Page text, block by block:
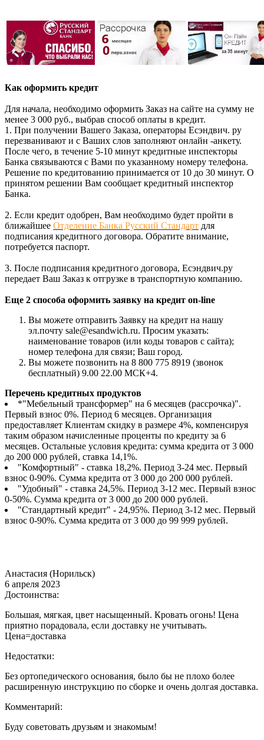
Как оформить кредит
Для начала, необходимо оформить Заказ на сайте на сумму не
менее 3 000 руб., выбрав способ оплаты в кредит.
1. При получении Вашего Заказа, операторы Есэндвич. ру
перезванивают и с Ваших слов заполняют онлайн -анкету.
После чего, в течение 5-10 минут кредитные инспекторы
Банка связываются с Вами по указанному номеру телефона.
Решение по кредитованию принимается от 10 до 30 минут. О
принятом решении Вам сообщает кредитный инспектор
Банка.
2. Если кредит одобрен, Вам необходимо будет пройти в
ближайшее Отделение Банка Русский Стандарт для
подписания кредитного договора. Обратите внимание,
потребуется паспорт.
3. После подписания кредитного договора, Есэндвич.ру
передает Ваш Заказ к отгрузке в транспортную компанию.
Еще 2 способа оформить заявку на кредит on-line
Вы можете отправить Заявку на кредит на нашу
эл.почту sale@esandwich.ru. Просим указать:
наименование товаров (или коды товаров с сайта);
номер телефона для связи; Ваш город.
Вы можете позвонить на 8 800 775 8919 (звонок
бесплатный) 9.00 22.00 МСК+4.
Перечень кредитных продуктов
*"Мебельный трансформер" на 6 месяцев (рассрочка)".
Первый взнос 0%. Период 6 месяцев. Организация
предоставляет Клиентам скидку в размере 4%, компенсируя
таким образом начисленные проценты по кредиту за 6
месяцев. Остальные условия кредита: сумма кредита от 3 000
до 200 000 рублей, ставка 14,1%.
"Комфортный" - ставка 18,2%. Период 3-24 мес. Первый
взнос 0-90%. Сумма кредита от 3 000 до 200 000 рублей.
"Удобный" - ставка 24,5%. Период 3-12 мес. Первый взнос
0-50%. Сумма кредита от 3 000 до 200 000 рублей.
"Стандартный кредит" - 24,95%. Период 3-12 мес. Первый
взнос 0-90%. Сумма кредита от 3 000 до 99 999 рублей.
Анастасия (Норильск)
6 апреля 2023
Достоинства:
Большая, мягкая, цвет насыщенный. Кровать огонь! Цена
приятно порадовала, если доставку не учитывать.
Цена=доставка
Недостатки:
Без ортопедического основания, было бы не плохо более
расширенную инструкцию по сборке и очень долгая доставка.
Комментарий:
Буду советовать друзьям и знакомым!